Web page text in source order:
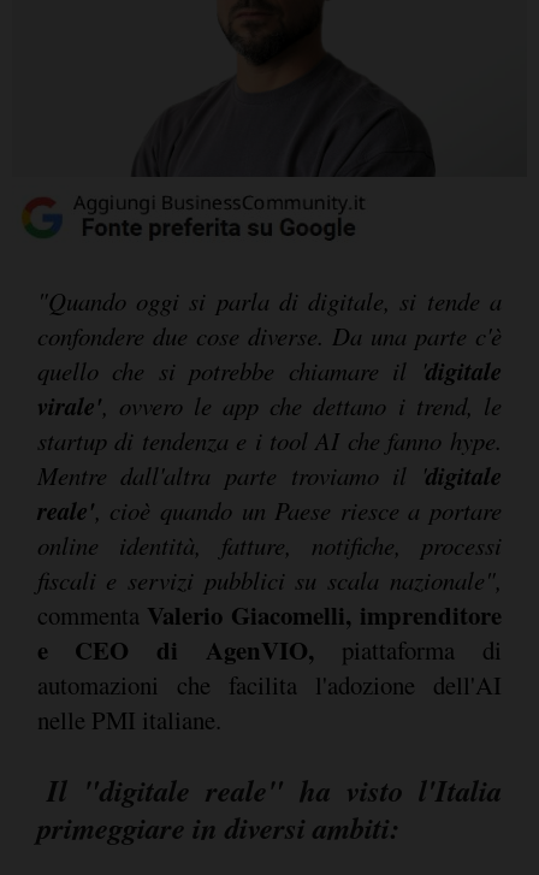
"Quando oggi si parla di digitale, si tende a
confondere due cose diverse. Da una parte c'è
quello che si potrebbe chiamare il 'digitale
virale', ovvero le app che dettano i trend, le
startup di tendenza e i tool AI che fanno hype.
Mentre dall'altra parte troviamo il 'digitale
reale', cioè quando un Paese riesce a portare
online identità, fatture, notifiche, processi
fiscali e servizi pubblici su scala nazionale",
commenta Valerio Giacomelli, imprenditore
e CEO di AgenVIO, piattaforma di
automazioni che facilita l'adozione dell'AI
nelle PMI italiane.
Il "digitale reale" ha visto l'Italia
primeggiare in diversi ambiti: